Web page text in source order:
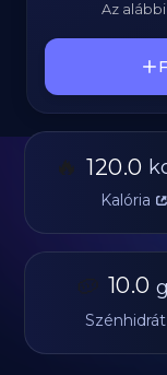
Az
🔥 120.0
Kalória
🥔 10.0 g
Szénhidrát